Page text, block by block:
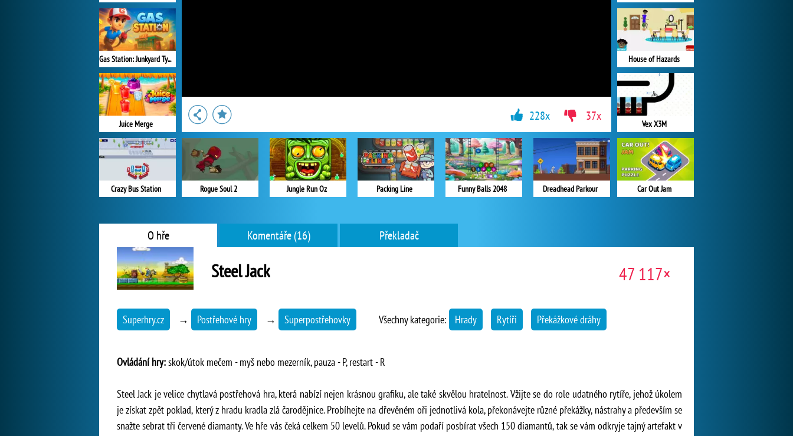
Gas Station: Junkyard Tycoon
Juice Merge
Crazy Bus Station
House of Hazards
Vex X3M
Car Out Jam
Rogue Soul 2 Jungle Run Oz Packing Line Funny Balls 2048 Dreadhead Parkour
228x 37x
O hře Komentáře (16) Překladač
Steel Jack 47 117×
Superhry.cz → Postřehové hry → Superpostřehovky Všechny kategorie: Hrady Rytíři Překážkové dráhy
Ovládání hry:skok/útok mečem - myš nebo mezerník, pauza - P, restart - R
Steel Jack je velice chytlavá postřehová hra, která nabízí nejen krásnou grafiku, ale také skvělou hratelnost. Vžijte se do role udatného rytíře, jehož úkolem
je získat zpět poklad, který z hradu kradla zlá čarodějnice. Probíhejte na dřevěném oři jednotlivá kola, překonávejte různé překážky, nástrahy a především se
snažte sebrat tři červené diamanty. Ve hře vás čeká celkem 50 levelů. Pokud se vám podaří posbírat všech 150 diamantů, tak se vám odkryje tajný artefakt v